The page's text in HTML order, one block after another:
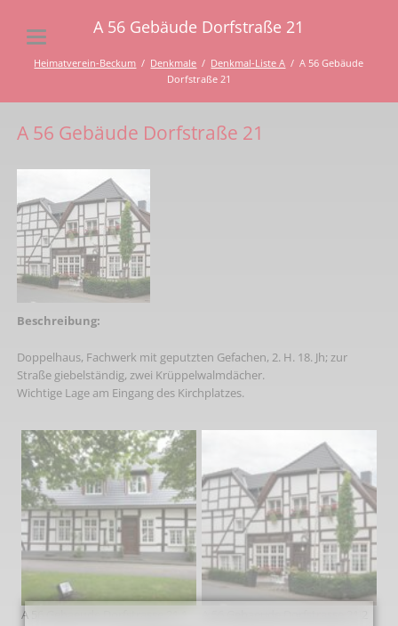
A 56 Gebäude Dorfstraße 21
Heimatverein-Beckum Denkmale Denkmal-Liste A
A 56 Gebäude
Dorfstraße 21
A 56 Gebäude Dorfstraße 21
Beschreibung:
Doppelhaus, Fachwerk mit geputzten Gefachen, 2. H. 18. Jh; zur
Straße giebelständig, zwei Krüppelwalmdächer.
Wichtige Lage am Eingang des Kirchplatzes.
A 56 Gebaeude Dorfstrasse 21 1